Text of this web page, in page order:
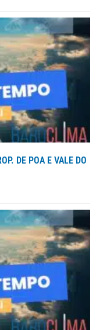
DE POA E VALE DO